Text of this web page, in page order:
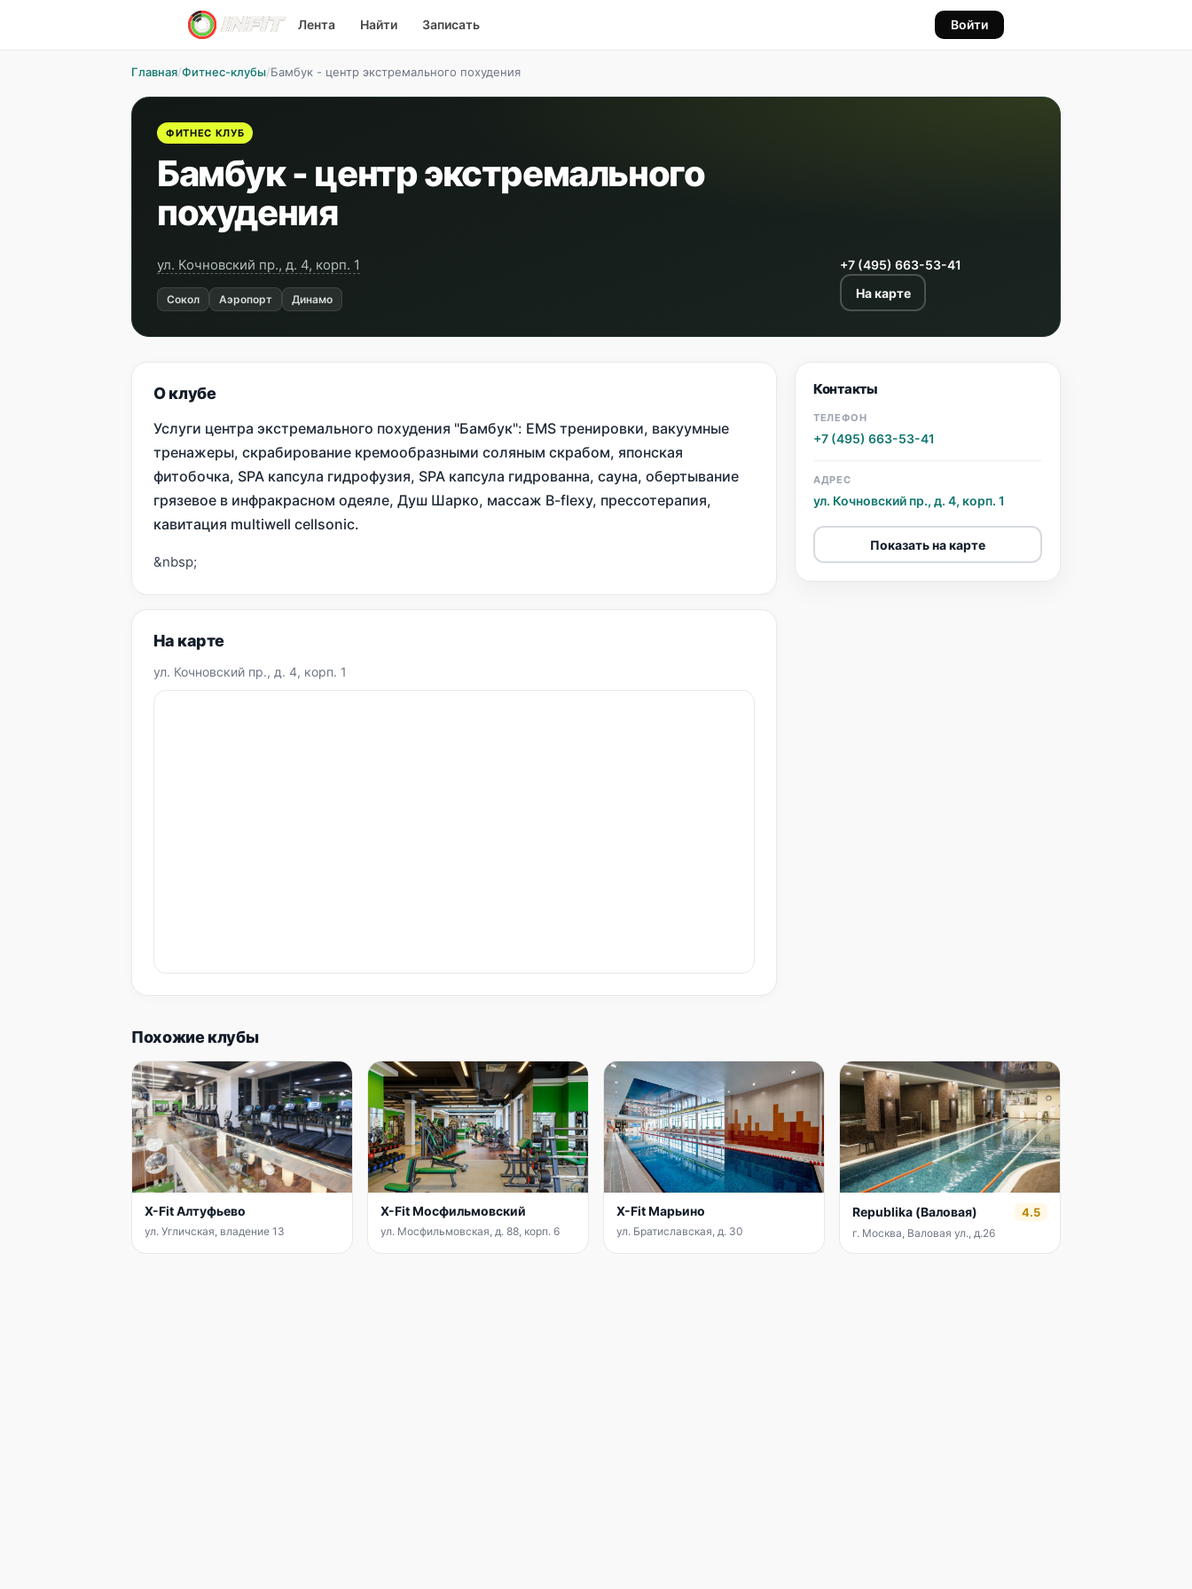
Лента Найти Записать Войти
Главная/Фитнес-клубы/Бамбук - центр экстремального похудения
ФИТНЕС КЛУБ
Бамбук - центр экстремального
похудения
ул. Кочновский пр., д. 4, корп. 1
Сокол Аэропорт Динамо
+7 (495) 663-53-41
На карте
О клубе
Услуги центра экстремального похудения "Бамбук": EMS тренировки, вакуумные
тренажеры, скрабирование кремообразными соляным скрабом, японская
фитобочка, SPA капсула гидрофузия, SPA капсула гидрованна, сауна, обертывание
грязевое в инфракрасном одеяле, Душ Шарко, массаж B-flexy, прессотерапия,
кавитация multiwell cellsonic.
&nbsp;
На карте
ул. Кочновский пр., д. 4, корп. 1
Контакты
ТЕЛЕФОН
+7 (495) 663-53-41
АДРЕС
ул. Кочновский пр., д. 4, корп. 1
Показать на карте
Похожие клубы
X-Fit Алтуфьево
ул. Угличская, владение 13
X-Fit Мосфильмовский
ул. Мосфильмовская, д. 88, корп. 6
X-Fit Марьино
ул. Братиславская, д. 30
Republika (Валовая) 4.5
г. Москва, Валовая ул., д.26